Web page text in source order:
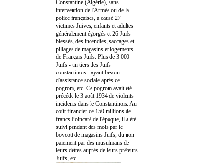
Constantine (Algérie), sans
intervention de l'Armée ou de la
police françaises, a causé 27
victimes Juives, enfants et adultes
généralement égorgés et 26 Juifs
blessés, des incendies, saccages et
pillages de magasins et logements
de Français Juifs. Plus de 3 000
Juifs - un tiers des Juifs
constantinois - ayant besoin
d'assistance sociale après ce
pogrom, etc. Ce pogrom avait été
précédé le 3 août 1934 de violents
incidents dans le Constantinois. Au
coût financier de 150 millions de
francs Poincaré de l'époque, il a été
suivi pendant des mois par le
boycott de magasins Juifs, du non
paiement par des musulmans de
leurs dettes auprès de leurs prêteurs
Juifs, etc.